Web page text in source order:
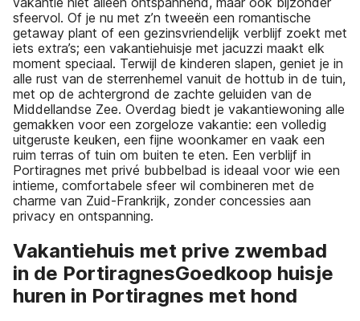
sfeervol. Of je nu met z’n tweeën een romantische
getaway plant of een gezinsvriendelijk verblijf zoekt met
iets extra’s; een vakantiehuisje met jacuzzi maakt elk
moment speciaal. Terwijl de kinderen slapen, geniet je in
alle rust van de sterrenhemel vanuit de hottub in de tuin,
met op de achtergrond de zachte geluiden van de
Middellandse Zee. Overdag biedt je vakantiewoning alle
gemakken voor een zorgeloze vakantie: een volledig
uitgeruste keuken, een fijne woonkamer en vaak een
ruim terras of tuin om buiten te eten. Een verblijf in
Portiragnes met privé bubbelbad is ideaal voor wie een
intieme, comfortabele sfeer wil combineren met de
charme van Zuid-Frankrijk, zonder concessies aan
privacy en ontspanning.
Vakantiehuis met prive zwembad
in de PortiragnesGoedkoop huisje
huren in Portiragnes met hond